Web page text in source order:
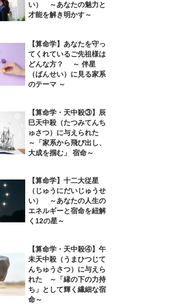
い） ～あなたの魅力と
才能を解き明かす～
【算命学】あなたを守っ
てくれているご先祖様は
どんな方？ ～ 伴星
（ばんせい）に見る家系
のテーマ ～
【算命学・天中殺③】辰
巳天中殺（たつみてんち
ゅさつ）に与えられた
～「家系から飛び出し、
大成を掴む」 宿命～
【算命学】十二大従星
（じゅうにだいじゅうせ
い） ～あなたの人生の
エネルギーと宿命を紐解
く12の星～
【算命学・天中殺④】午
未天中殺（うまひつじて
んちゅうさつ）に与えら
れた ～「縁の下の力持
ち」として輝く繊細な宿
命～